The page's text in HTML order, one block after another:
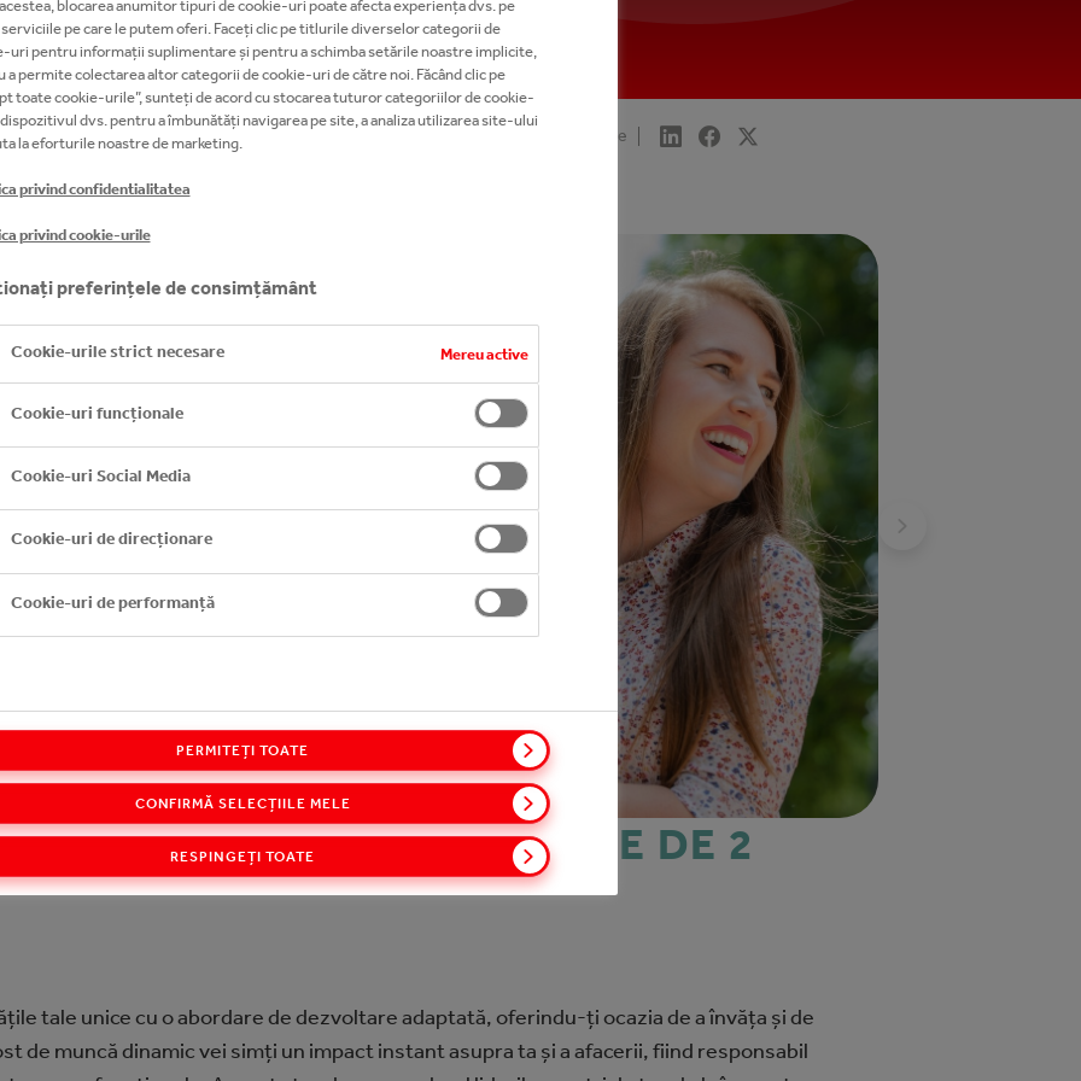
Trainee Share
Trainee
talenați să-și
dezvăluie potențialul
de lideri.
tău de
Trainee
talenați să-și
dezvăluie potențialul
de lideri.
Trainee
talenați să-și
dezvăluie potențialul
de lideri.
noastră
Trainee
talenați să-și
dezvăluie potențialul
de lideri.
ÎN PROGRAMUL RISE DE 2
tale unice cu o abordare de dezvoltare adaptată, oferindu-ţi ocazia de a învăța și de
de muncă dinamic vei simți un impact instant asupra ta și a afacerii, fiind responsabil
blocarea anumitor tipuri de cookie-uri poate afecta experiența dvs. pe
pe care le putem oferi. Faceți clic pe titlurile diverselor categorii de
uri pentru informații suplimentare și pentru a schimba setările noastre implicite,
a permite colectarea altor categorii de cookie-uri de către noi. Făcând clic pe
toate cookie-urile”, sunteți de acord cu stocarea tuturor categoriilor de cookie-
dvs. pentru a îmbunătăți navigarea pe site, a analiza utilizarea site-ului
la eforturile noastre de marketing.
privind confidentialitatea
privind cookie-urile
preferințele de consimțământ
Cookie-urile strict necesare Mereu active
Cookie-uri funcționale
Cookie-uri Social Media
Cookie-uri de direcționare
Cookie-uri de performanță
RESPINGEȚI TOATE
CONFIRMĂ SELECȚIILE MELE
PERMITEȚI TOATE